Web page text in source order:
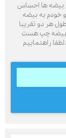
بیضه ها احساس
خودم به بیضه
هر دو تقریبا
بیضه چپ هست
راهنماییم